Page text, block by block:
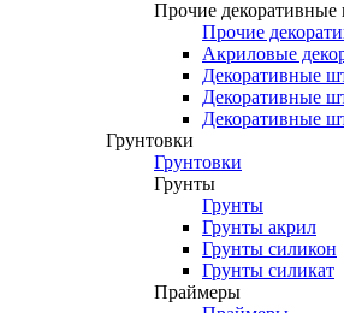
Прочие декоративные
Прочие
Акриловые
Декоративные
Декоративные
Декоративные
Грунтовки
Грунтовки
Грунты
Грунты
Грунты акрил
Грунты силикон
Грунты силикат
Праймеры